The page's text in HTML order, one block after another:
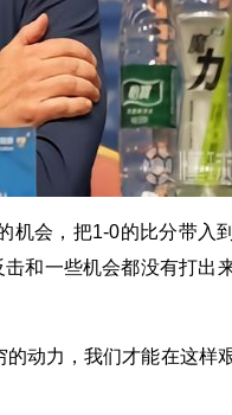
机会，把1-0的比分带入
和一些机会都没有打出
动力，我们才能在这样